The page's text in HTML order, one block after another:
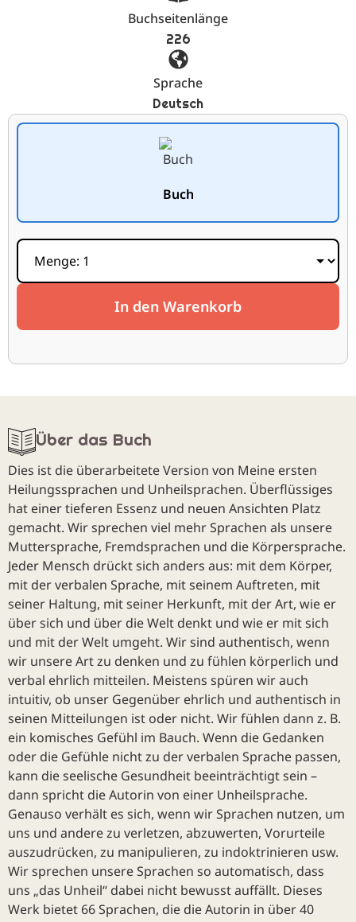
Buchseitenlänge
226
Sprache
Deutsch
Buch
In den Warenkorb
Über das Buch
Dies ist die überarbeitete Version von Meine ersten
Heilungssprachen und Unheilsprachen. Überflüssiges
hat einer tieferen Essenz und neuen Ansichten Platz
gemacht. Wir sprechen viel mehr Sprachen als unsere
Muttersprache, Fremdsprachen und die Körpersprache.
Jeder Mensch drückt sich anders aus: mit dem Körper,
mit der verbalen Sprache, mit seinem Auftreten, mit
seiner Haltung, mit seiner Herkunft, mit der Art, wie er
über sich und über die Welt denkt und wie er mit sich
und mit der Welt umgeht. Wir sind authentisch, wenn
wir unsere Art zu denken und zu fühlen körperlich und
verbal ehrlich mitteilen. Meistens spüren wir auch
intuitiv, ob unser Gegenüber ehrlich und authentisch in
seinen Mitteilungen ist oder nicht. Wir fühlen dann z. B.
ein komisches Gefühl im Bauch. Wenn die Gedanken
oder die Gefühle nicht zu der verbalen Sprache passen,
kann die seelische Gesundheit beeinträchtigt sein –
dann spricht die Autorin von einer Unheilsprache.
Genauso verhält es sich, wenn wir Sprachen nutzen, um
uns und andere zu verletzen, abzuwerten, Vorurteile
auszudrücken, zu manipulieren, zu indoktrinieren usw.
Wir sprechen unsere Sprachen so automatisch, dass
uns „das Unheil“ dabei nicht bewusst auffällt. Dieses
Werk bietet 66 Sprachen, die die Autorin in über 40